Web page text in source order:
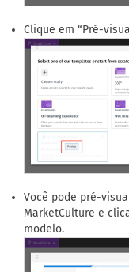
Clique em “Pré-
Você pode pré-
MarketCulture e
modelo.